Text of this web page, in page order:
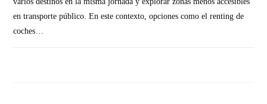
en transporte público. En este contexto, opciones como el renting de
coches…